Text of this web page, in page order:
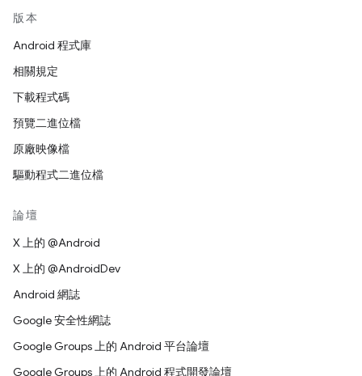
版本
Android 程式庫
相關規定
下載程式碼
預覽二進位檔
原廠映像檔
驅動程式二進位檔
論壇
X 上的 @Android
X 上的 @AndroidDev
Android 網誌
Google 安全性網誌
Google Groups 上的 Android 平台論壇
Google Groups 上的 Android 程式開發論壇